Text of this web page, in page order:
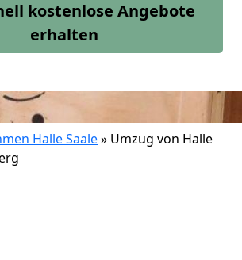
kostenlose Angebote
erhalten
Halle Saale» Umzug von Halle